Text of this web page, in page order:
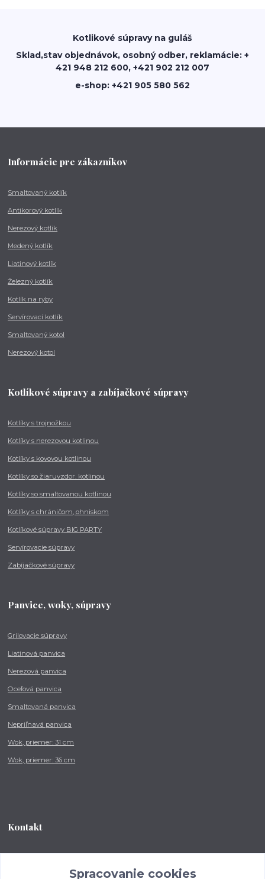
Kotlikové súpravy na guláš
Sklad,stav objednávok, osobný odber, reklamácie: +
421 948 212 600, +421 902 212 007
e-shop: +421 905 580 562
Informácie pre zákazníkov
Smaltovaný kotlík
Antikorový kotlík
Nerezový kotlík
Medený kotlík
Liatinový kotlík
Železný kotlík
Kotlík na ryby
Servírovací kotlík
Smaltovaný kotol
Nerezový kotol
Kotlíkové súpravy a zabíjačkové súpravy
Kotlíky s trojnožkou
Kotlíky s nerezovou kotlinou
Kotlíky s kovovou kotlinou
Kotlíky so žiaruvzdor. kotlinou
Kotlíky so smaltovanou kotlinou
Kotlíky s chráničom, ohniskom
Kotlíkové súpravy BIG PARTY
Servírovacie súpravy
Zabíjačkové súpravy
Panvice, woky, súpravy
Grilovacie súpravy
Liatinová panvica
Nerezová panvica
Oceľová panvica
Smaltovaná panvica
Nepriľnavá panvica
Wok, priemer: 31 cm
Wok, priemer: 36 cm
Kontakt
od 8:00 - do 16:00 hodSpracovanie cookies